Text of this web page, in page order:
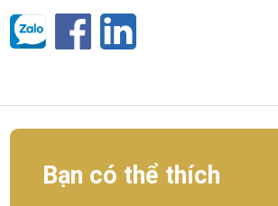
Bạn có thể thích